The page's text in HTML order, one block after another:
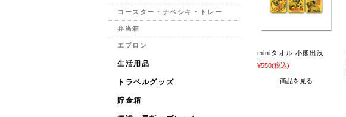
miniタオル 小熊出没
¥550(税込)
商品を見る
コースター・ナベシキ・トレー
弁当箱
エプロン
生活用品
トラベルグッズ
貯金箱